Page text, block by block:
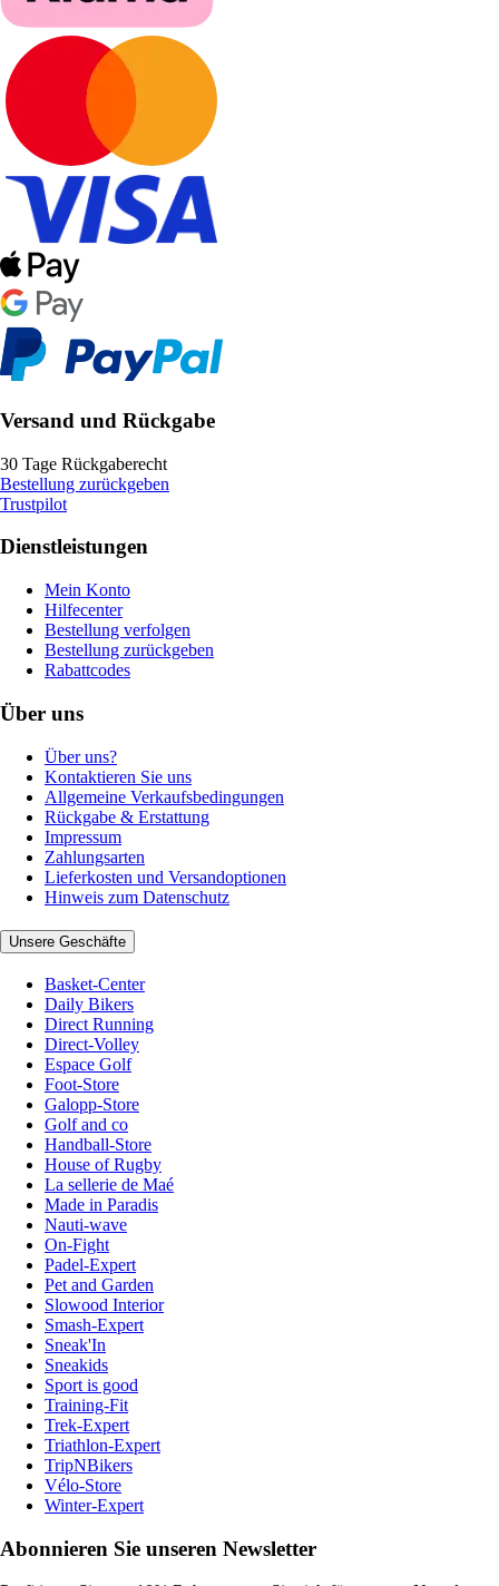
Versand und Rückgabe
30 Tage Rückgaberecht
Bestellung zurückgeben
Trustpilot
Dienstleistungen
Mein Konto
Hilfecenter
Bestellung verfolgen
Bestellung zurückgeben
Rabattcodes
Über uns
Über uns?
Kontaktieren Sie uns
Allgemeine Verkaufsbedingungen
Rückgabe & Erstattung
Impressum
Zahlungsarten
Lieferkosten und Versandoptionen
Hinweis zum Datenschutz
Unsere Geschäfte
Basket-Center
Daily Bikers
Direct Running
Direct-Volley
Espace Golf
Foot-Store
Galopp-Store
Golf and co
Handball-Store
House of Rugby
La sellerie de Maé
Made in Paradis
Nauti-wave
On-Fight
Padel-Expert
Pet and Garden
Slowood Interior
Smash-Expert
Sneak'In
Sneakids
Sport is good
Training-Fit
Trek-Expert
Triathlon-Expert
TripNBikers
Vélo-Store
Winter-Expert
Abonnieren Sie unseren Newsletter